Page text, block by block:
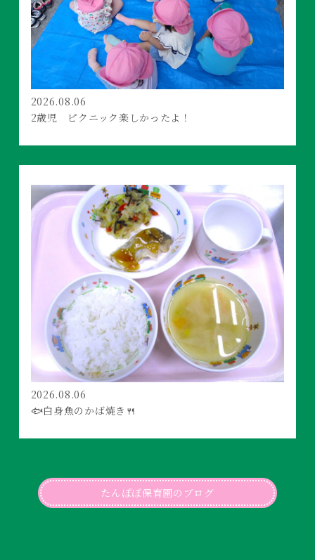
2026.08.06
2歳児 ピクニック楽しかったよ！
2026.08.06
🐟白身魚のかば焼き🍴
たんぽぽ保育園のブログ